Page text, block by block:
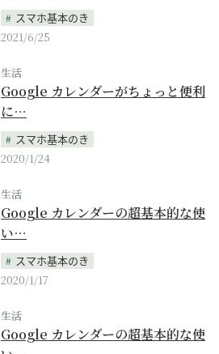
スマホ基本のき
2021/6/25
生活
Google カレンダーがちょっと便利
に…
スマホ基本のき
2020/1/24
生活
Google カレンダーの超基本的な使
い…
スマホ基本のき
2020/1/17
生活
Google カレンダーの超基本的な使